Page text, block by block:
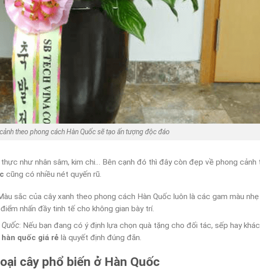
theo phong cách Hàn Quốc sẽ tạo ấn tượng độc đáo
như nhân sâm, kim chi… Bên cạnh đó thì đây còn đẹp về phong cảnh
cũng có nhiều nét quyến rũ.
sắc của cây xanh theo phong cách Hàn Quốc luôn là các gam màu nhẹ
nhấn đầy tinh tế cho không gian bày trí.
: Nếu bạn đang có ý định lựa chọn quà tặng cho đối tác, sếp hay
quốc giá rẻ là quyết định đúng đắn.
cây phổ biến ở Hàn Quốc